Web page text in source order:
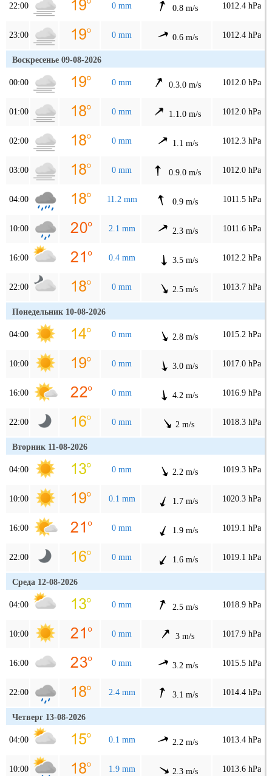
22:00 0 mm 0.8 m/s 1012.4 hPa
23:00 0 mm 0.6 m/s 1012.4 hPa
Воскресенье 09-08-2026
00:00 0 mm 0.3.0 m/s 1012.0 hPa
01:00 0 mm 1.1.0 m/s 1012.0 hPa
02:00 0 mm 1.1 m/s 1012.3 hPa
03:00 0 mm 0.9.0 m/s 1012.0 hPa
04:00 11.2 mm 0.9 m/s 1011.5 hPa
10:00 2.1 mm 2.3 m/s 1011.6 hPa
16:00 0.4 mm 3.5 m/s 1012.2 hPa
22:00 0 mm 2.5 m/s 1013.7 hPa
Понедельник 10-08-2026
04:00 0 mm 2.8 m/s 1015.2 hPa
10:00 0 mm 3.0 m/s 1017.0 hPa
16:00 0 mm 4.2 m/s 1016.9 hPa
22:00 0 mm 2 m/s 1018.3 hPa
Вторник 11-08-2026
04:00 0 mm 2.2 m/s 1019.3 hPa
10:00 0.1 mm 1.7 m/s 1020.3 hPa
16:00 0 mm 1.9 m/s 1019.1 hPa
22:00 0 mm 1.6 m/s 1019.1 hPa
Среда 12-08-2026
04:00 0 mm 2.5 m/s 1018.9 hPa
10:00 0 mm 3 m/s 1017.9 hPa
16:00 0 mm 3.2 m/s 1015.5 hPa
22:00 2.4 mm 3.1 m/s 1014.4 hPa
Четверг 13-08-2026
04:00 0.1 mm 2.2 m/s 1013.4 hPa
10:00 1.9 mm 2.3 m/s 1013.6 hPa